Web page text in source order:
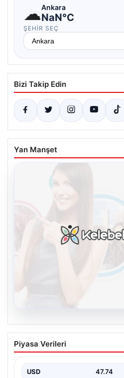
☁Ankara
NaN°C
ŞEHIR SEÇ
Bizi Takip Edin
Yan Manşet
08.08.2026
Kelebek sohbet
İletişimin Seviyeli
Dijital ortamında insanların
Piyasa Verileri
USD 47.74